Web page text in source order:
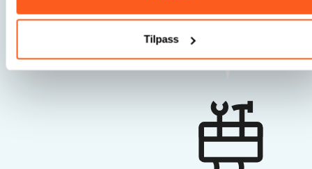
Tilpass
mange nok funksjoner, ikke nødvendigvis
om antall apparater av ulike slag.